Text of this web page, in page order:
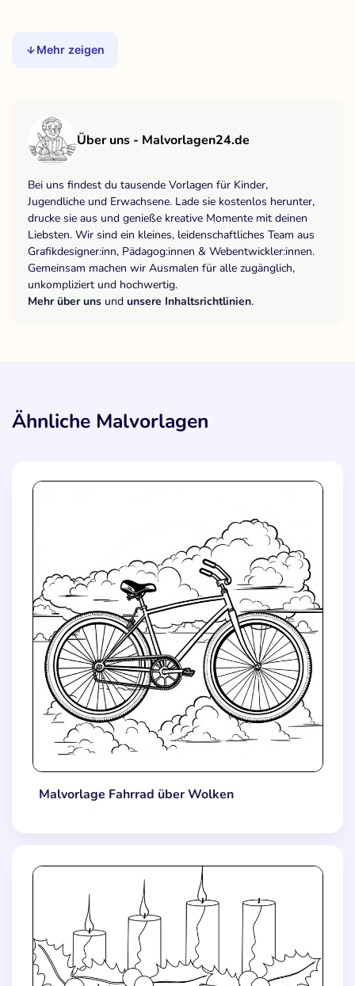
Mehr zeigen
Über uns - Malvorlagen24.de
Bei uns findest du tausende Vorlagen für Kinder,
Jugendliche und Erwachsene. Lade sie kostenlos herunter,
drucke sie aus und genieße kreative Momente mit deinen
Liebsten. Wir sind ein kleines, leidenschaftliches Team aus
Grafikdesigner:inn, Pädagog:innen & Webentwickler:innen.
Gemeinsam machen wir Ausmalen für alle zugänglich,
unkompliziert und hochwertig.
Mehr über uns und unsere Inhaltsrichtlinien.
Ähnliche Malvorlagen
Malvorlage Fahrrad über Wolken